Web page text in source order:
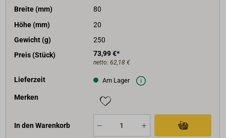
Breite (mm)
80
Höhe (mm)
20
Gewicht (g)
250
Preis (Stück)
73,99 €*
netto: 62,18 €
Lieferzeit Am Lager
Merken
In den Warenkorb